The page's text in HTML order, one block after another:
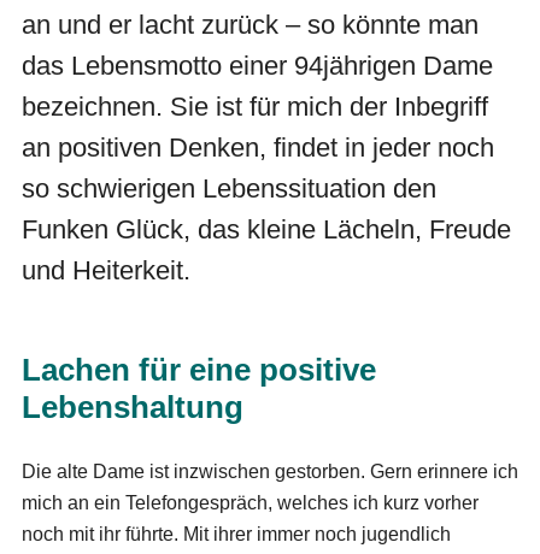
an und er lacht zurück – so könnte man
das Lebensmotto einer 94jährigen Dame
bezeichnen. Sie ist für mich der Inbegriff
an positiven Denken, findet in jeder noch
so schwierigen Lebenssituation den
Funken Glück, das kleine Lächeln, Freude
und Heiterkeit.
Lachen für eine positive
Lebenshaltung
Die alte Dame ist inzwischen gestorben. Gern erinnere ich
mich an ein Telefongespräch, welches ich kurz vorher
noch mit ihr führte. Mit ihrer immer noch jugendlich